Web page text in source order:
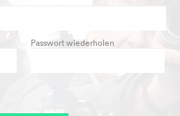
Passwort wiederholen